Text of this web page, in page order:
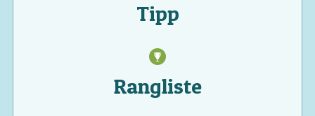
Tipp
Rangliste